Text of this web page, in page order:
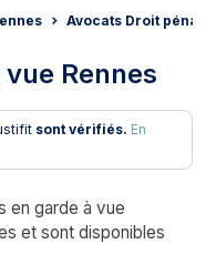
Avocats Droit pénal
Rennes
sont vérifiés. En
en garde à vue
et sont disponibles